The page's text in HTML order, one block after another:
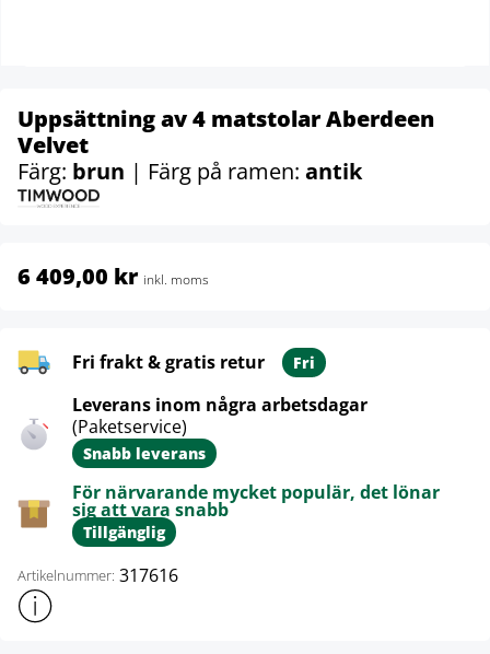
Uppsättning av 4 matstolar Aberdeen
Velvet
Färg: brun | Färg på ramen: antik
6 409,00 kr inkl. moms
Fri frakt & gratis retur Fri
Leverans inom några arbetsdagar
(Paketservice)
Snabb leverans
För närvarande mycket populär, det lönar
sig att vara snabb
Tillgänglig
Artikelnummer: 317616
Visa mer produktinformation